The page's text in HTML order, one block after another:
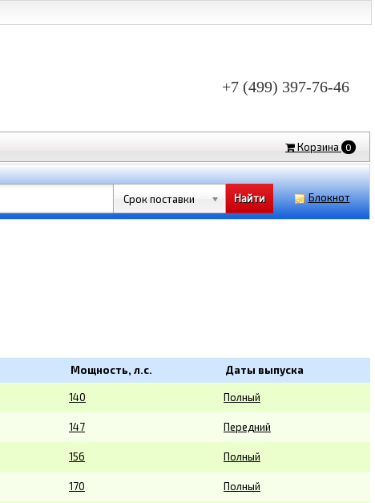
+7 (499) 397-76-46
Корзина 0
Срок поставки Блокнот
Мощность, л.с. Даты выпуска
140 Полный
147 Передний
156 Полный
170 Полный